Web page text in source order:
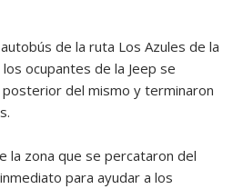
de la ruta Los Azules de la
ocupantes de la Jeep se
del mismo y terminaron
la zona que se percataron del
para ayudar a los